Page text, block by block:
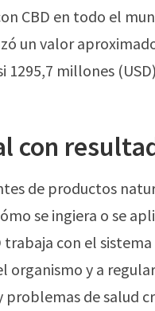
CBD en todo el
un valor
millones
con
de productos
se ingiera o se
con el
organismo y a
de salud